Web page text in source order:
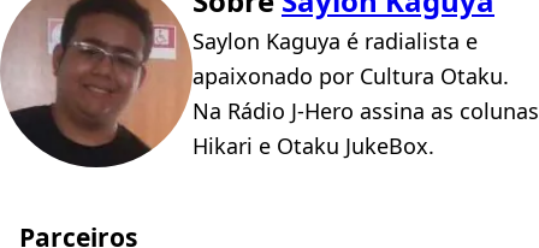
Saylon Kaguya é radialista e
apaixonado por Cultura Otaku.
Na Rádio J-Hero assina as colunas
Hikari e Otaku JukeBox.
Parceiros